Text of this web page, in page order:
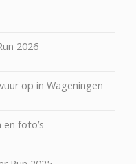
2026
op in Wageningen
foto’s